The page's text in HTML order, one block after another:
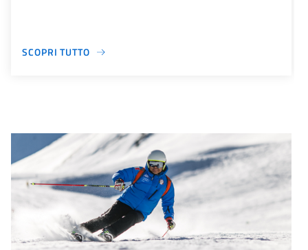
SCOPRI TUTTO